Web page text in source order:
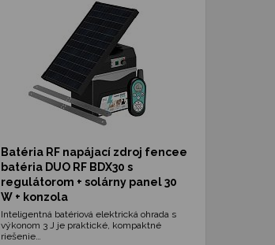
Batéria RF napájací zdroj fencee
batéria DUO RF BDX30 s
regulátorom + solárny panel 30
W + konzola
Inteligentná batériová elektrická ohrada s
výkonom 3 J je praktické, kompaktné
riešenie…